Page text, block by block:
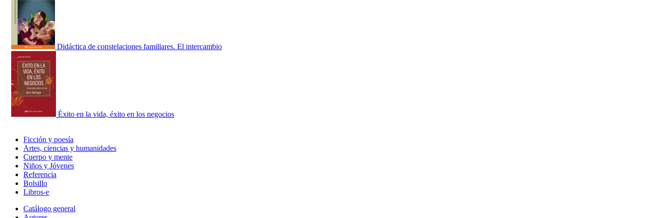
Didáctica de constelaciones familiares. El intercambio
Éxito en la vida, éxito en los negocios
Ficción y poesía
Artes, ciencias y humanidades
Cuerpo y mente
Niños y Jóvenes
Referencia
Bolsillo
Libros-e
Catálogo general